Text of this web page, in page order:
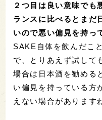
２つ目は良い意味でも
ランスに比べるとまだ
いので悪い偏見を持っ
SAKE自体を飲んだこ
で、とりあえず試して
場合は日本酒を勧める
い偏見を持っている方
えない場合があります